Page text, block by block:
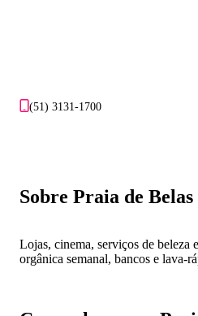
(51) 3131-1700
Sobre Praia de
Lojas, cinema, serviços de beleza
orgânica semanal, bancos e lava-